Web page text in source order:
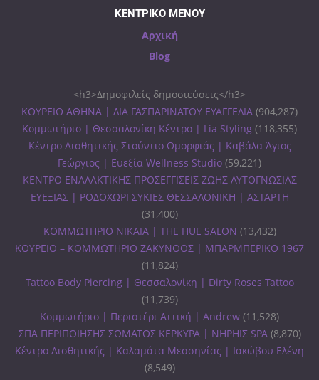
ΚΕΝΤΡΙΚΟ ΜΕΝΟΥ
Αρχική
Blog
<h3>Δημοφιλείς δημοσιεύσεις</h3>
ΚΟΥΡΕΙΟ ΑΘΗΝΑ | ΛΙΑ ΓΑΣΠΑΡΙΝΑΤΟΥ ΕΥΑΓΓΕΛΙΑ (904,287)
Κομμωτήριο | Θεσσαλονίκη Κέντρο | Lia Styling (118,355)
Κέντρο Αισθητικής Στούντιο Ομορφιάς | Καβάλα Άγιος
Γεώργιος | Ευεξία Wellness Studio (59,221)
ΚΕΝΤΡΟ ΕΝΑΛΑΚΤΙΚΗΣ ΠΡΟΣΕΓΓΙΣΕΙΣ ΖΩΗΣ ΑΥΤΟΓΝΩΣΙΑΣ
ΕΥΕΞΙΑΣ | ΡΟΔΟΧΩΡΙ ΣΥΚΙΕΣ ΘΕΣΣΑΛΟΝΙΚΗ | ΑΣΤΑΡΤΗ
(31,400)
ΚΟΜΜΩΤΗΡΙΟ ΝΙΚΑΙΑ | THE HUE SALON (13,432)
ΚΟΥΡΕΙΟ – ΚΟΜΜΩΤΗΡΙΟ ΖΑΚΥΝΘΟΣ | ΜΠΑΡΜΠΕΡΙΚΟ 1967
(11,824)
Tattoo Body Piercing | Θεσσαλονίκη | Dirty Roses Tattoo
(11,739)
Κομμωτήριο | Περιστέρι Αττική | Andrew (11,528)
ΣΠΑ ΠΕΡΙΠΟΙΗΣΗΣ ΣΩΜΑΤΟΣ ΚΕΡΚΥΡΑ | ΝΗΡΗΙΣ SPA (8,870)
Κέντρο Αισθητικής | Καλαμάτα Μεσσηνίας | Ιακώβου Ελένη
(8,549)